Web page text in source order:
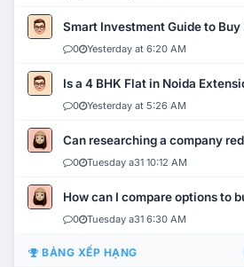
Smart Investment Guide to Buy
0 Yesterday at 6:20 AM
Is a 4 BHK Flat in Noida
0 Yesterday at 5:26 AM
Can researching a company
0 Tuesday a31 10:12 AM
How can I compare options to
0 Tuesday a31 6:30 AM
BẢNG XẾP HẠNG